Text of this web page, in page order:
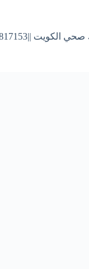
||99817153||خدمه 24ساعه